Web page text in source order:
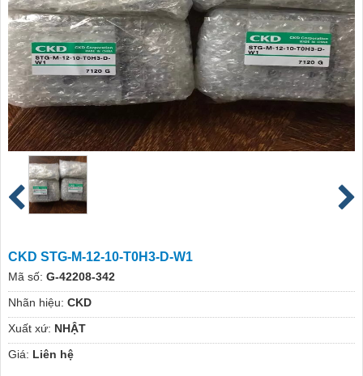
CKD STG-M-12-10-T0H3-D-W1
Mã số: G-42208-342
Nhãn hiệu: CKD
Xuất xứ: NHẬT
Giá: Liên hệ